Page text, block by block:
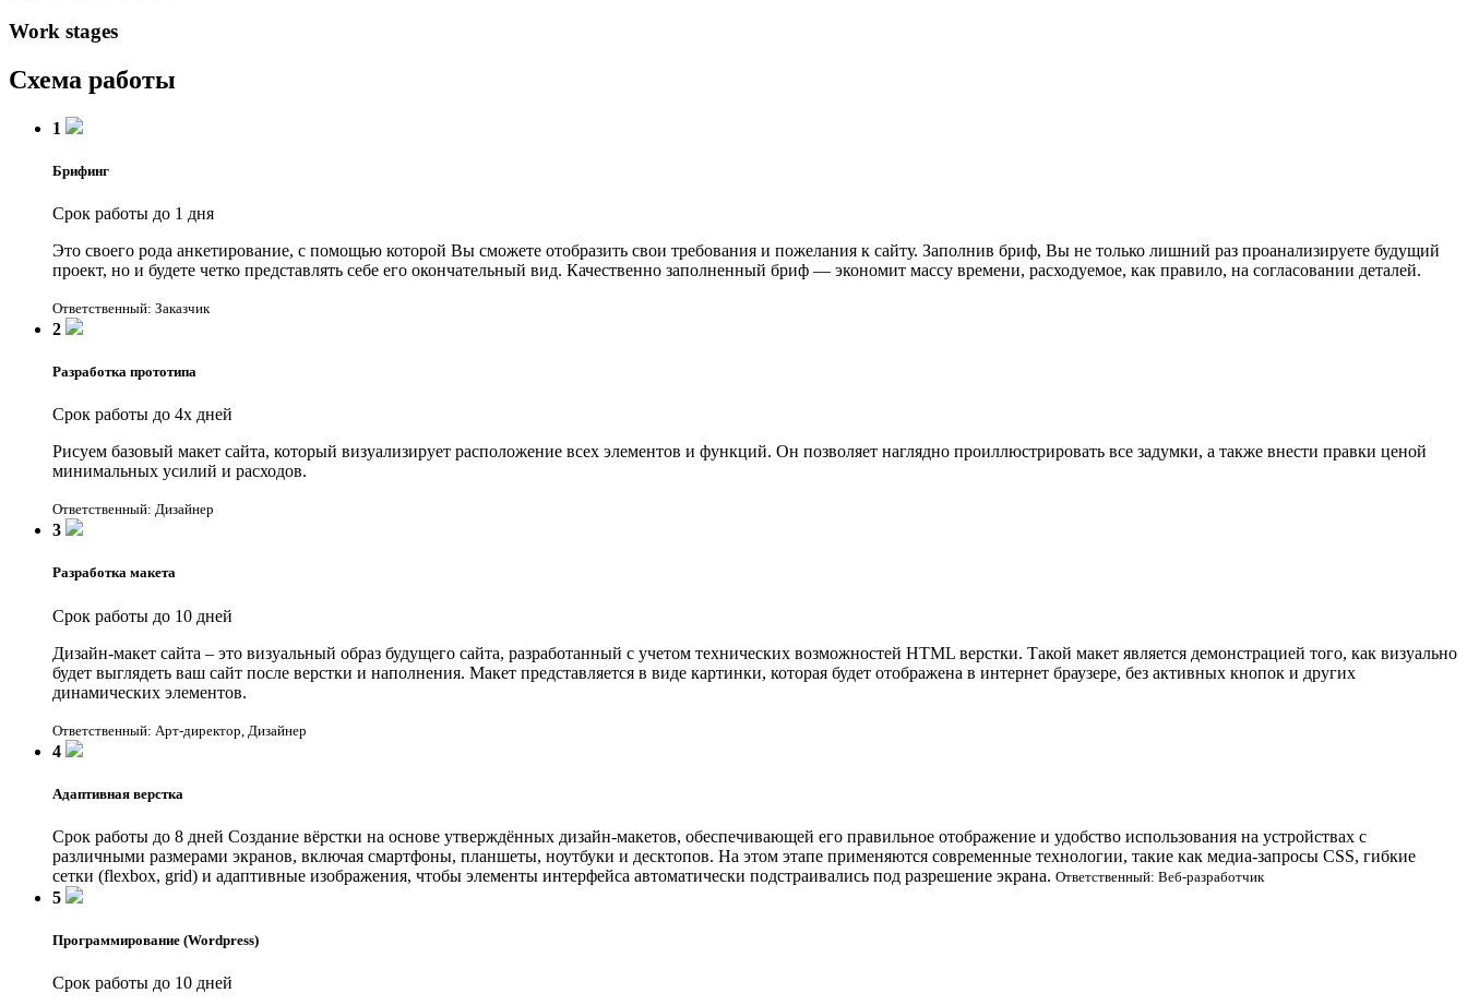
Work stages
Схема работы
1
Брифинг
Срок работы до 1 дня
Это своего рода анкетирование, с помощью которой Вы сможете отобразить свои требования и пожелания к сайту. Заполнив бриф, Вы не только лишний раз проанализируете будущий
проект, но и будете четко представлять себе его окончательный вид. Качественно заполненный бриф — экономит массу времени, расходуемое, как правило, на согласовании деталей.
Ответственный: Заказчик
2
Разработка прототипа
Срок работы до 4х дней
Рисуем базовый макет сайта, который визуализирует расположение всех элементов и функций. Он позволяет наглядно проиллюстрировать все задумки, а также внести правки ценой
минимальных усилий и расходов.
Ответственный: Дизайнер
3
Разработка макета
Срок работы до 10 дней
Дизайн-макет сайта – это визуальный образ будущего сайта, разработанный с учетом технических возможностей HTML верстки. Такой макет является демонстрацией того, как визуально
будет выглядеть ваш сайт после верстки и наполнения. Макет представляется в виде картинки, которая будет отображена в интернет браузере, без активных кнопок и других
динамических элементов.
Ответственный: Арт-директор, Дизайнер
4
Адаптивная верстка
Срок работы до 8 дней Создание вёрстки на основе утверждённых дизайн-макетов, обеспечивающей его правильное отображение и удобство использования на устройствах с
различными размерами экранов, включая смартфоны, планшеты, ноутбуки и десктопов. На этом этапе применяются современные технологии, такие как медиа-запросы CSS, гибкие
сетки (flexbox, grid) и адаптивные изображения, чтобы элементы интерфейса автоматически подстраивались под разрешение экрана. Ответственный: Веб-разработчик
5
Программирование (Wordpress)
Срок работы до 10 дней